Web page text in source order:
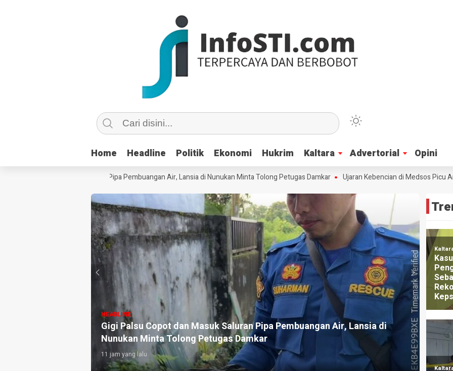
Home Headline Politik Ekonomi Hukrim Kaltara Advertorial Opini
Home Headline Politik Ekonomi Hukrim Kaltara Advertorial Opini
Copot dan Masuk Saluran Pipa Pembuangan Air, Lansia di Nunukan Minta Tolong Petugas Damkar Ujaran Kebencian di Medsos Picu Amarah
HEADLINE
Sosialisasikan Perda Perlindungan Perempuan dan Anak, Said Hasan
Ajak Masyarakat Berani Speak Up
2 hari yang lalu
Gigi
11 jam